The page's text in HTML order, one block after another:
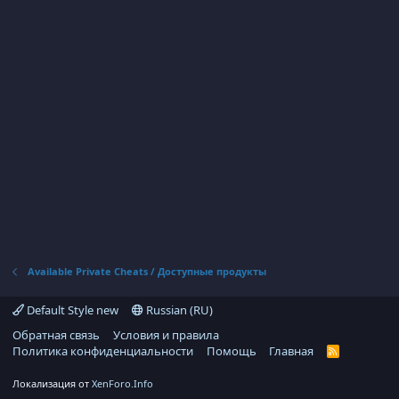
Available Private Cheats / Доступные продукты
Default Style new
Russian (RU)
Обратная связь
Условия и правила
Политика конфиденциальности
Помощь Главная
R
Локализация от XenForo.Info